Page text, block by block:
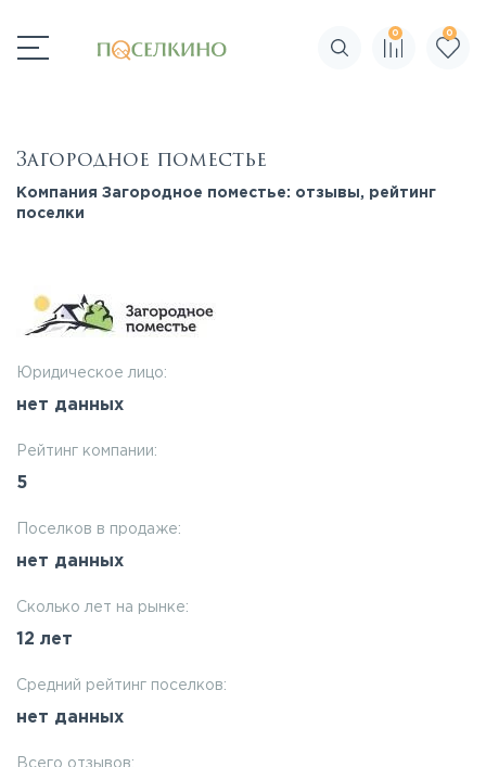
Поиск по сайту
0 0
Загородное поместье
Компания Загородное поместье: отзывы, рейтинг
поселки
Юридическое лицо:
нет данных
Рейтинг компании:
5
Поселков в продаже:
нет данных
Сколько лет на рынке:
12 лет
Средний рейтинг поселков:
нет данных
Всего отзывов: